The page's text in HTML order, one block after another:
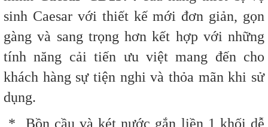
sinh Caesar với thiết kế mới đơn giản, gọn
gàng và sang trọng hơn kết hợp với những
tính năng cải tiến ưu việt mang đến cho
khách hàng sự tiện nghi và thỏa mãn khi sử
dụng.
*
Bồn cầu và két nước gắn liền 1 khối dễ